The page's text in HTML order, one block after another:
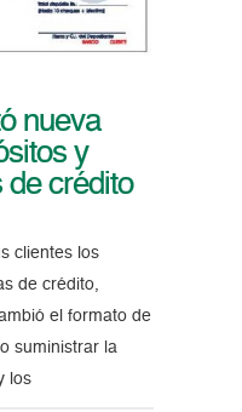
nueva
y
de crédito
clientes los
de crédito,
el formato de
suministrar la
los